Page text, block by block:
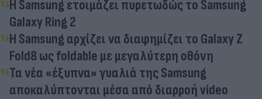
H Samsung ετοιμάζει πυρετωδώς το Samsung
Galaxy Ring 2
Η Samsung αρχίζει να διαφημίζει το Galaxy Z
Fold8 ως foldable με μεγαλύτερη οθόνη
Τα νέα «έξυπνα» γυαλιά της Samsung
αποκαλύπτονται μέσα από διαρροή video